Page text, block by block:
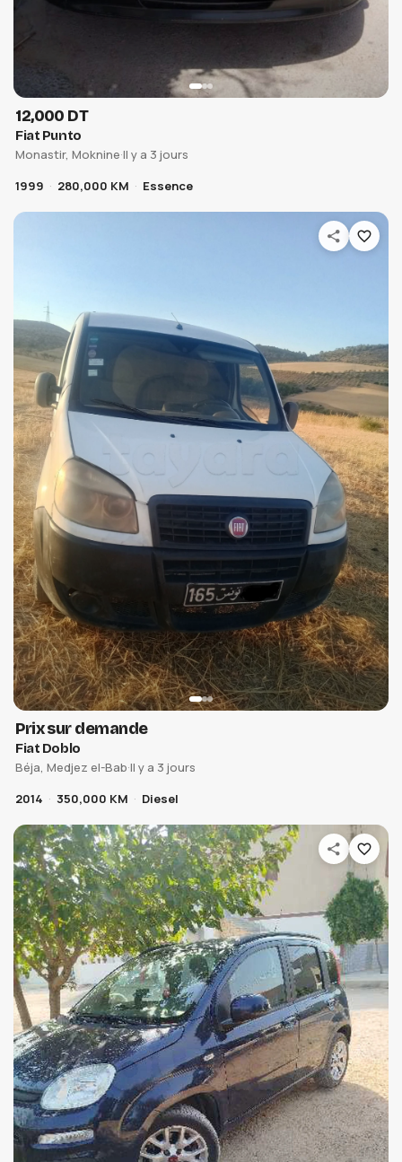
12,000 DT
Fiat Punto
Monastir, Moknine·Il y a 3 jours
1999
280,000 KM Essence
Prix sur demande
Fiat Doblo
Béja, Medjez el-Bab·Il y a 3 jours
2014
350,000 KM Diesel